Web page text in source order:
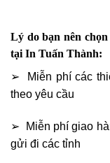
Lý do bạn nên
tại In Tuấn Thành:
➢ Miễn phí các
theo yêu cầu
➢ Miễn phí giao
gửi đi các tỉnh